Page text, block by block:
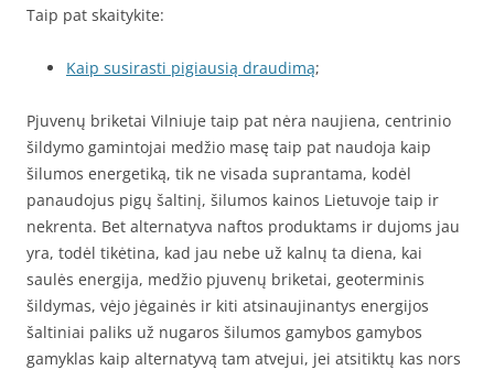
Taip pat skaitykite:
Kaip susirasti pigiausią draudimą;
Pjuvenų briketai Vilniuje taip pat nėra naujiena, centrinio
šildymo gamintojai medžio masę taip pat naudoja kaip
šilumos energetiką, tik ne visada suprantama, kodėl
panaudojus pigų šaltinį, šilumos kainos Lietuvoje taip ir
nekrenta. Bet alternatyva naftos produktams ir dujoms jau
yra, todėl tikėtina, kad jau nebe už kalnų ta diena, kai
saulės energija, medžio pjuvenų briketai, geoterminis
šildymas, vėjo jėgainės ir kiti atsinaujinantys energijos
šaltiniai paliks už nugaros šilumos gamybos gamybos
gamyklas kaip alternatyvą tam atvejui, jei atsitiktų kas nors